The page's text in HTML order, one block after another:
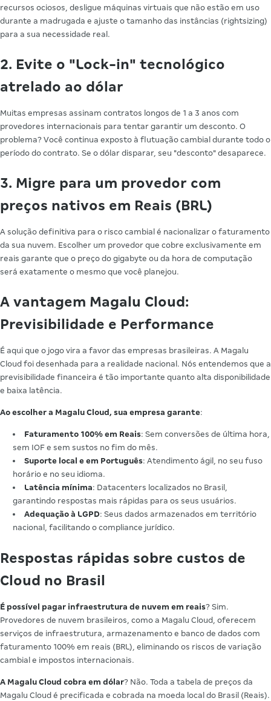
recursos ociosos, desligue máquinas virtuais que não estão em uso
durante a madrugada e ajuste o tamanho das instâncias (rightsizing)
para a sua necessidade real.
2. Evite o "Lock-in" tecnológico
atrelado ao dólar
Muitas empresas assinam contratos longos de 1 a 3 anos com
provedores internacionais para tentar garantir um desconto. O
problema? Você continua exposto à flutuação cambial durante todo o
período do contrato. Se o dólar disparar, seu "desconto" desaparece.
3. Migre para um provedor com
preços nativos em Reais (BRL)
A solução definitiva para o risco cambial é nacionalizar o faturamento
da sua nuvem. Escolher um provedor que cobre exclusivamente em
reais garante que o preço do gigabyte ou da hora de computação
será exatamente o mesmo que você planejou.
A vantagem Magalu Cloud:
Previsibilidade e Performance
É aqui que o jogo vira a favor das empresas brasileiras. A Magalu
Cloud foi desenhada para a realidade nacional. Nós entendemos que a
previsibilidade financeira é tão importante quanto alta disponibilidade
e baixa latência.
Ao escolher a Magalu Cloud, sua empresa garante:
Faturamento 100% em Reais: Sem conversões de última hora,
sem IOF e sem sustos no fim do mês.
Suporte local e em Português: Atendimento ágil, no seu fuso
horário e no seu idioma.
Latência mínima: Datacenters localizados no Brasil,
garantindo respostas mais rápidas para os seus usuários.
Adequação à LGPD: Seus dados armazenados em território
nacional, facilitando o compliance jurídico.
Respostas rápidas sobre custos de
Cloud no Brasil
É possível pagar infraestrutura de nuvem em reais? Sim.
Provedores de nuvem brasileiros, como a Magalu Cloud, oferecem
serviços de infraestrutura, armazenamento e banco de dados com
faturamento 100% em reais (BRL), eliminando os riscos de variação
cambial e impostos internacionais.
A Magalu Cloud cobra em dólar? Não. Toda a tabela de preços da
Magalu Cloud é precificada e cobrada na moeda local do Brasil (Reais).